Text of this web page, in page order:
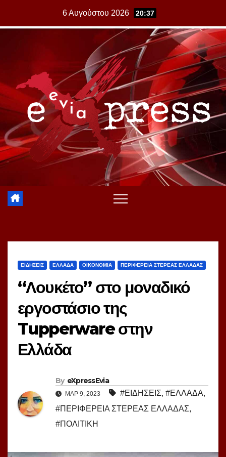
6 Αυγούστου 2026 20:37
ΕΙΔΗΣΕΙΣ ΕΛΛΑΔΑ ΟΙΚΟΝΟΜΙΑ ΠΕΡΙΦΕΡΕΙΑ ΣΤΕΡΕΑΣ ΕΛΛΑΔΑΣ
“Λουκέτο” στο μοναδικό
εργοστάσιο της
Tupperware στην
Ελλάδα
By eXpressEvia
ΜΑΡ 9, 2023 #ΕΙΔΗΣΕΙΣ, #ΕΛΛΑΔΑ,
#ΠΕΡΙΦΕΡΕΙΑ ΣΤΕΡΕΑΣ ΕΛΛΑΔΑΣ,
#ΠΟΛΙΤΙΚΗ